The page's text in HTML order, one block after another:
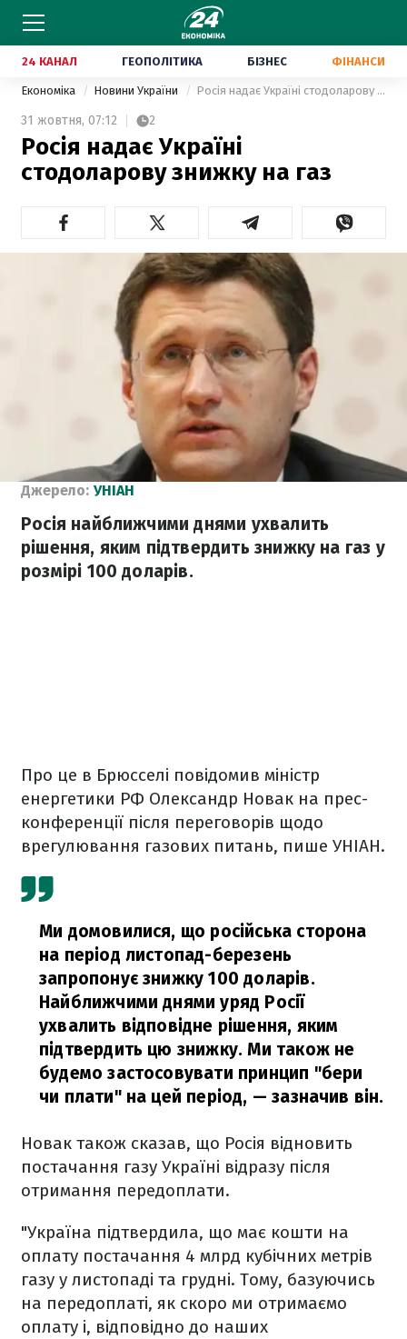
24 КАНАЛ ГЕОПОЛІТИКА БІЗНЕС ФІНАНСИ
Економіка Новини України Росія надає Україні стодоларову знижку на газ
31 жовтня, 07:12 2
Росія надає Україні
стодоларову знижку на газ
Джерело: УНІАН
Росія найближчими днями ухвалить
рішення, яким підтвердить знижку на газ у
розмірі 100 доларів.
Про це в Брюсселі повідомив міністр
енергетики РФ Олександр Новак на прес-
конференції після переговорів щодо
врегулювання газових питань, пише УНІАН.
Ми домовилися, що російська сторона
на період листопад-березень
запропонує знижку 100 доларів.
Найближчими днями уряд Росії
ухвалить відповідне рішення, яким
підтвердить цю знижку. Ми також не
будемо застосовувати принцип "бери
чи плати" на цей період, — зазначив він.
Новак також сказав, що Росія відновить
постачання газу Україні відразу після
отримання передоплати.
"Україна підтвердила, що має кошти на
оплату постачання 4 млрд кубічних метрів
газу у листопаді та грудні. Тому, базуючись
на передоплаті, як скоро ми отримаємо
оплату і, відповідно до наших